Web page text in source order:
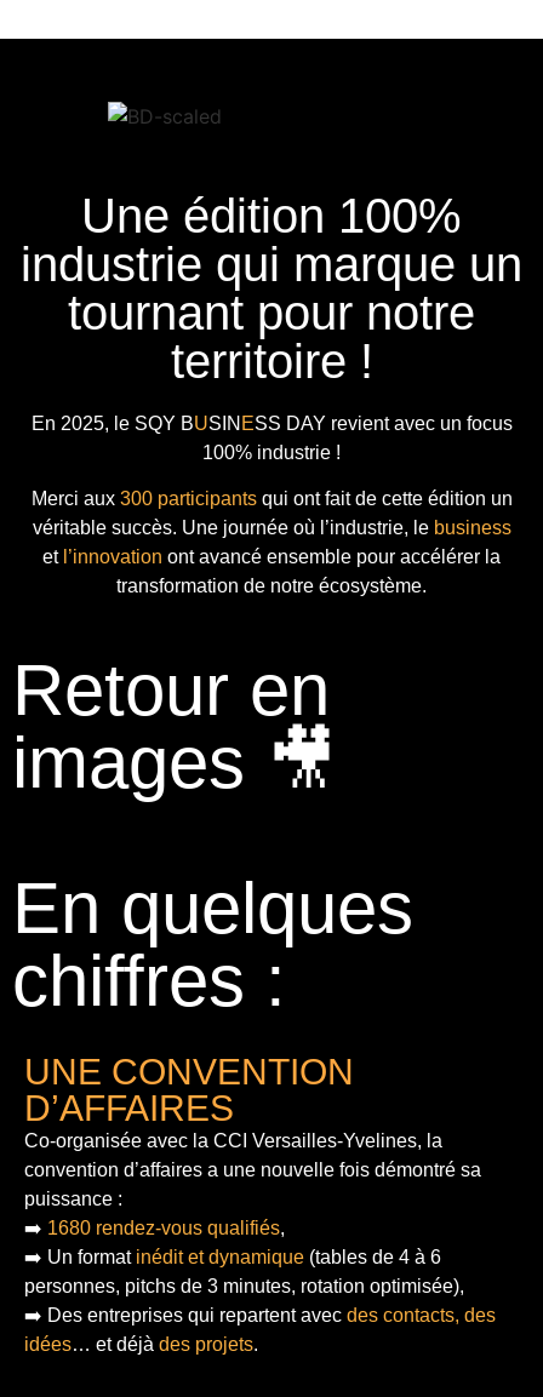
Une édition 100%
industrie qui marque un
tournant pour notre
territoire !
En 2025, le SQY BUSIN ESS DAY revient avec un focus
100% industrie !
Merci aux 300 participantsqui ont fait de cette édition un
véritable succès. Une journée où l’industrie, le business
et l’innovation ont avancé ensemble pour accélérer la
transformation de notre écosystème.
Retour en
images 🎥
En quelques
chiffres :
UNE CONVENTION
D’AFFAIRES
Co-organisée avec la CCI Versailles-Yvelines, la
convention d’affaires a une nouvelle fois démontré sa
puissance :
➡️ 1680 rendez-vous qualifiés,
➡️ Un format inédit et dynamique (tables de 4 à 6
personnes, pitchs de 3 minutes, rotation optimisée),
➡️ Des entreprises qui repartent avec des contacts, des
idées… et déjà des projets.